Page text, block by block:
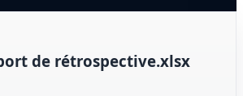
de rétrospective.xlsx